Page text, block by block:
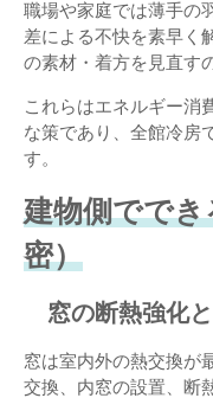
職場や家庭では薄手の
差による不快を素早く
の素材・着方を見直す
これらはエネルギー消
な策であり、全館冷房
す。
建物側でで
密）
窓の断熱強化
窓は室内外の熱交換が
交換、内窓の設置、断